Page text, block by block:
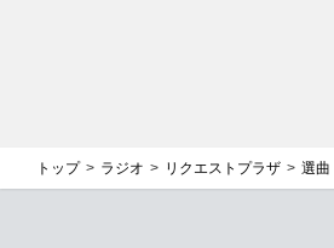
トップ ラジオ リクエストプラザ 選曲